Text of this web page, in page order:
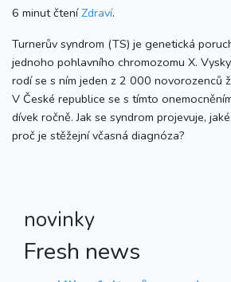
6 minut čtení Zdraví.
Turnerův syndrom (TS) je genetická
jednoho pohlavního chromozomu X.
rodí se s ním jeden z 2 000 novorozenců
V České republice se s tímto
dívek ročně. Jak se syndrom projevuje,
proč je stěžejní včasná diagnóza?
novinky
Fresh news